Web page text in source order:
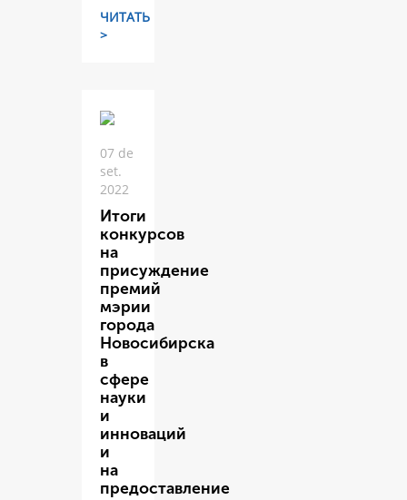
ЧИТАТЬ
>
07 de
set.
2022
Итоги
конкурсов
на
присуждение
премий
мэрии
города
Новосибирска
в
сфере
науки
и
инноваций
и
на
предоставление